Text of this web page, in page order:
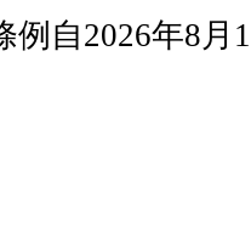
例自2026年8月